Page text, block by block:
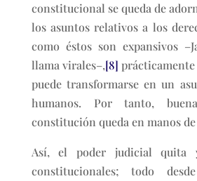
constitucional se queda de
los asuntos relativos a los
como éstos son expansivos
llama virales–,[8]
puede transformarse en un
humanos. Por tanto,
constitución queda en manos
Así, el poder judicial quita
constitucionales; todo